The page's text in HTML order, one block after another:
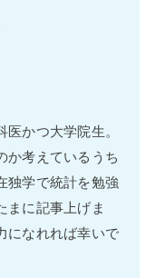
かつ大学院生。
か考えているうち
独学で統計を勉強
まに記事上げま
になれれば幸いで